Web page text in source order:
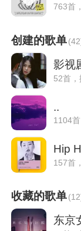
763首
创建的歌单(42
影视
52首
..
1104
Hip
157首
收藏的歌单(12
东京